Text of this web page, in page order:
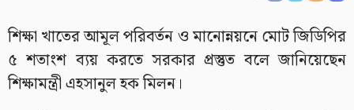
শিক্ষা খাতের আমূল পরিবর্তন ও মানোন্নয়নে মোট জিডিপির
৫ শতাংশ ব্যয় করতে সরকার প্রস্তুত বলে জানিয়েছেন
শিক্ষামন্ত্রী এহসানুল হক মিলন।